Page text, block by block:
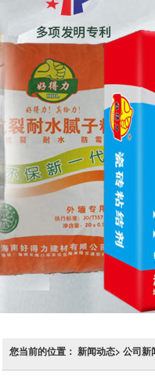
您当前的位置： 新闻动态> 公司新